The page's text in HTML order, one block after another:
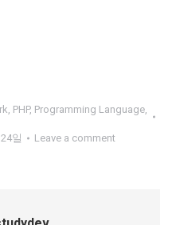
, PHP, Programming Language,
일 Leave a comment